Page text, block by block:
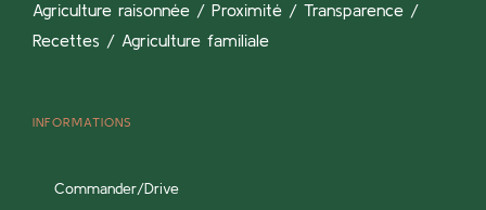
Agriculture raisonnée / Proximité / Transparence /
Recettes / Agriculture familiale
INFORMATIONS
Commander/Drive